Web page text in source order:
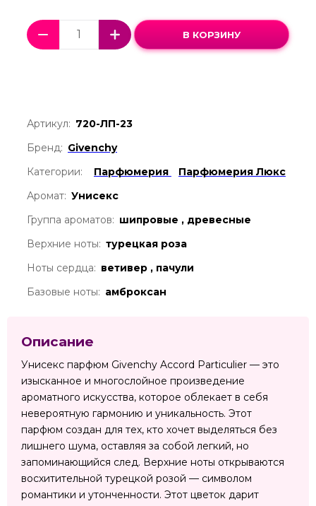
В КОРЗИНУ
Артикул: 720-ЛП-23
Бренд: Givenchy
Категории:
Парфюмерия
Парфюмерия Люкс
Аромат: Унисекс
Группа ароматов: шипровые , древесные
Верхние ноты: турецкая роза
Ноты сердца: ветивер , пачули
Базовые ноты: амброксан
Описание
Унисекс парфюм Givenchy Accord Particulier — это
изысканное и многослойное произведение
ароматного искусства, которое облекает в себя
невероятную гармонию и уникальность. Этот
парфюм создан для тех, кто хочет выделяться без
лишнего шума, оставляя за собой легкий, но
запоминающийся след. Верхние ноты открываются
восхитительной турецкой розой — символом
романтики и утонченности. Этот цветок дарит